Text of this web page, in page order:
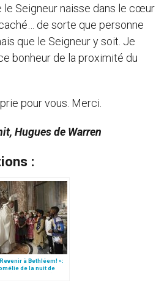
le Seigneur naisse dans le cœur
de sorte que personne
que le Seigneur y soit. Je
bonheur de la proximité du
pour vous. Merci.
Hugues de Warren
:
à Bethléem! »:
de la nuit de
(texte complet)